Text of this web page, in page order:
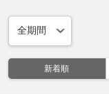
新着順